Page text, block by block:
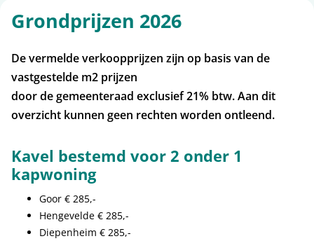
Grondprijzen 2026
De vermelde verkoopprijzen zijn op basis van de
vastgestelde m2 prijzen
door de gemeenteraad exclusief 21% btw. Aan dit
overzicht kunnen geen rechten worden ontleend.
Kavel bestemd voor 2 onder 1
kapwoning
Goor € 285,-
Hengevelde € 285,-
Diepenheim € 285,-